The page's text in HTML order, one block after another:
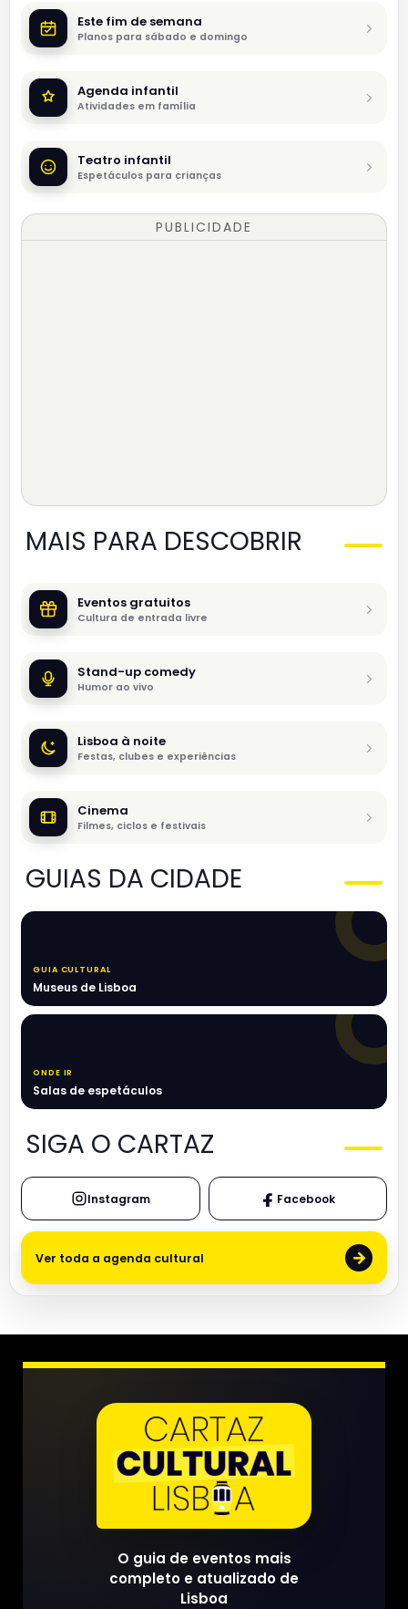
Este fim de semana
Planos para sábado e domingo
Agenda infantil
Atividades em família
Teatro infantil
Espetáculos para crianças
PUBLICIDADE
MAIS PARA DESCOBRIR
Eventos gratuitos
Cultura de entrada livre
Stand-up comedy
Humor ao vivo
Lisboa à noite
Festas, clubes e experiências
Cinema
Filmes, ciclos e festivais
GUIAS DA CIDADE
GUIA CULTURAL
Museus de Lisboa
ONDE IR
Salas de espetáculos
SIGA O CARTAZ
Instagram Facebook
Ver toda a agenda cultural →
O guia de eventos mais
completo e atualizado de
Lisboa